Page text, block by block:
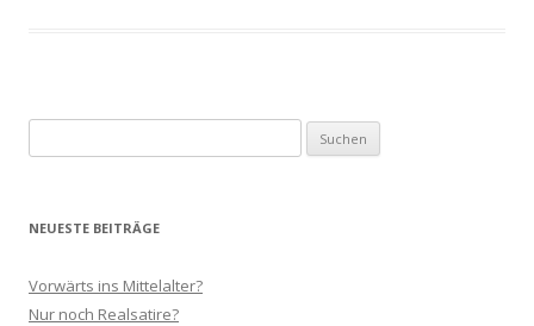
nach:
NEUESTE BEITRÄGE
Vorwärts ins Mittelalter?
Nur noch Realsatire?